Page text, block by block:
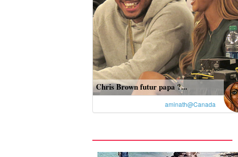
Chris Brown futur papa ?...
aminath@Canada